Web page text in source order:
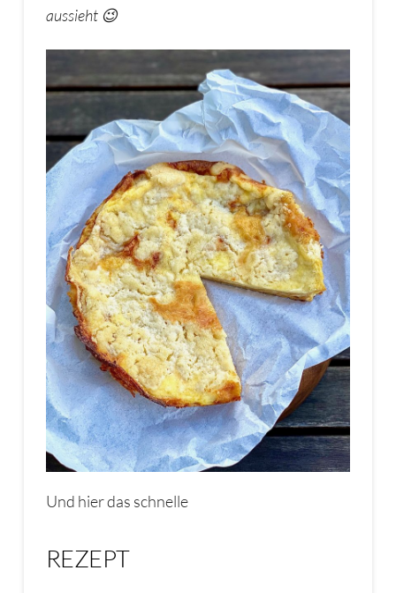
aussieht 😉
Und hier das schnelle
REZEPT